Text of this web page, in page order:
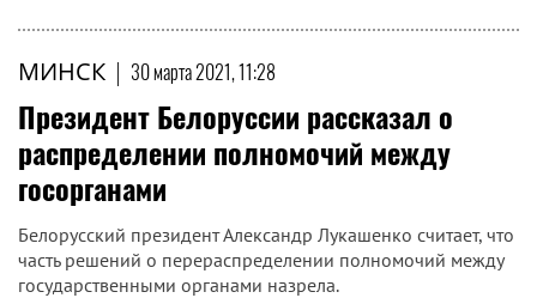
МИНСК | 30 марта 2021, 11:28
Президент Белоруссии рассказал о
распределении полномочий между
госорганами
Белорусский президент Александр Лукашенко считает, что
часть решений о перераспределении полномочий между
государственными органами назрела.